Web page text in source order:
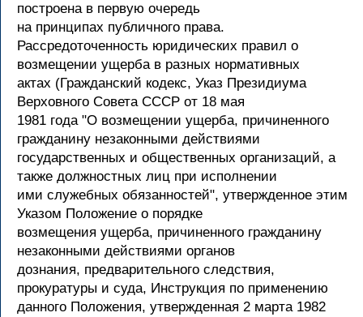
построена в первую очередь
на принципах публичного права.
Рассредоточенность юридических правил о
возмещении ущерба в разных нормативных
актах (Гражданский кодекс, Указ Президиума
Верховного Совета СССР от 18 мая
1981 года "О возмещении ущерба, причиненного
гражданину незаконными действиями
государственных и общественных организаций, а
также должностных лиц при исполнении
ими служебных обязанностей", утвержденное этим
Указом Положение о порядке
возмещения ущерба, причиненного гражданину
незаконными действиями органов
дознания, предварительного следствия,
прокуратуры и суда, Инструкция по применению
данного Положения, утвержденная 2 марта 1982